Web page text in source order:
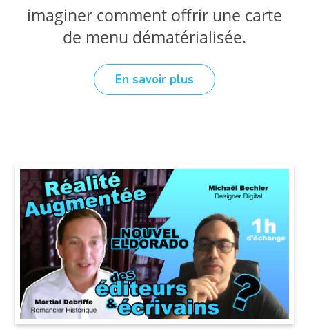
imaginer comment offrir une carte
de menu dématérialisée.
En savoir plus